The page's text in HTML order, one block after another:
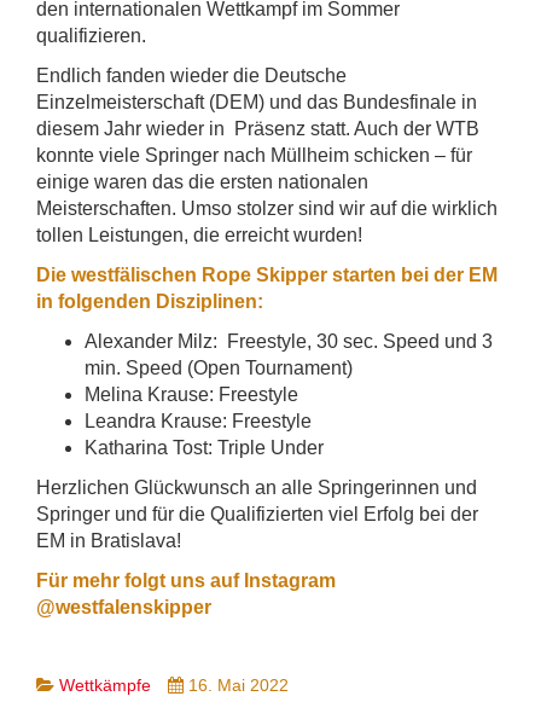
den internationalen Wettkampf im Sommer
qualifizieren.
Endlich fanden wieder die Deutsche
Einzelmeisterschaft (DEM) und das Bundesfinale in
diesem Jahr wieder in Präsenz statt. Auch der WTB
konnte viele Springer nach Müllheim schicken – für
einige waren das die ersten nationalen
Meisterschaften. Umso stolzer sind wir auf die wirklich
tollen Leistungen, die erreicht wurden!
Die westfälischen Rope Skipper starten bei der EM
in folgenden Disziplinen:
Alexander Milz: Freestyle, 30 sec. Speed und 3
min. Speed (Open Tournament)
Melina Krause: Freestyle
Leandra Krause: Freestyle
Katharina Tost: Triple Under
Herzlichen Glückwunsch an alle Springerinnen und
Springer und für die Qualifizierten viel Erfolg bei der
EM in Bratislava!
Für mehr folgt uns auf Instagram
@westfalenskipper
Wettkämpfe 16. Mai 2022